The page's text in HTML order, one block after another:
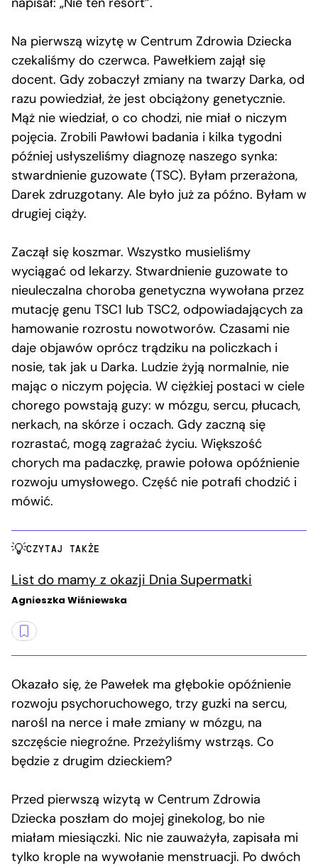
Na pierwszą wizytę w Centrum Zdrowia Dziecka
czekaliśmy do czerwca. Pawełkiem zajął się
docent. Gdy zobaczył zmiany na twarzy Darka, od
razu powiedział, że jest obciążony genetycznie.
Mąż nie wiedział, o co chodzi, nie miał o niczym
pojęcia. Zrobili Pawłowi badania i kilka tygodni
później usłyszeliśmy diagnozę naszego synka:
stwardnienie guzowate (TSC). Byłam przerażona,
Darek zdruzgotany. Ale było już za późno. Byłam w
drugiej ciąży.
Zaczął się koszmar. Wszystko musieliśmy
wyciągać od lekarzy. Stwardnienie guzowate to
nieuleczalna choroba genetyczna wywołana przez
mutację genu TSC1 lub TSC2, odpowiadających za
hamowanie rozrostu nowotworów. Czasami nie
daje objawów oprócz trądziku na policzkach i
nosie, tak jak u Darka. Ludzie żyją normalnie, nie
mając o niczym pojęcia. W ciężkiej postaci w ciele
chorego powstają guzy: w mózgu, sercu, płucach,
nerkach, na skórze i oczach. Gdy zaczną się
rozrastać, mogą zagrażać życiu. Większość
chorych ma padaczkę, prawie połowa opóźnienie
rozwoju umysłowego. Część nie potrafi chodzić i
mówić.
CZYTAJ TAKŻE
List do mamy z okazji Dnia Supermatki
Agnieszka Wiśniewska
Okazało się, że Pawełek ma głębokie opóźnienie
rozwoju psychoruchowego, trzy guzki na sercu,
narośl na nerce i małe zmiany w mózgu, na
szczęście niegroźne. Przeżyliśmy wstrząs. Co
będzie z drugim dzieckiem?
Przed pierwszą wizytą w Centrum Zdrowia
Dziecka poszłam do mojej ginekolog, bo nie
miałam miesiączki. Nic nie zauważyła, zapisała mi
tylko krople na wywołanie menstruacji. Po dwóch